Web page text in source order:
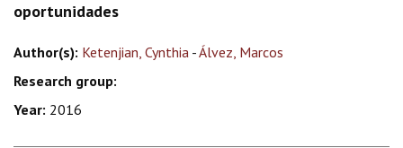
oportunidades
Author(s): Ketenjian, Cynthia -Álvez, Marcos
Research group:
Year: 2016